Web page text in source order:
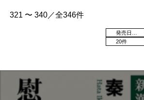
321 〜 340／全346件
20件